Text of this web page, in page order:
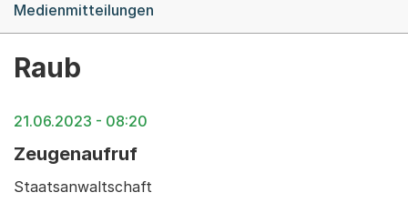
Medienmitteilungen
Raub
21.06.2023 - 08:20
Zeugenaufruf
Staatsanwaltschaft